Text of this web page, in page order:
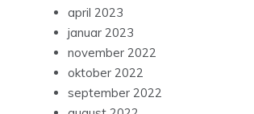
april 2023
januar 2023
november 2022
oktober 2022
september 2022